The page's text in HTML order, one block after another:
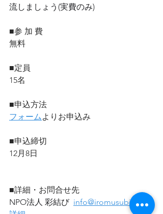
流しましょう(実費のみ)
■参 加 費
無料
■定員
15名
■申込方法
フォームよりお申込み
■申込締切
12月8日
■詳細・お問合せ先
NPO法人 彩結び info@iromusubi.com